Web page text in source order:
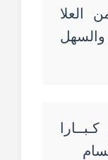
العلا